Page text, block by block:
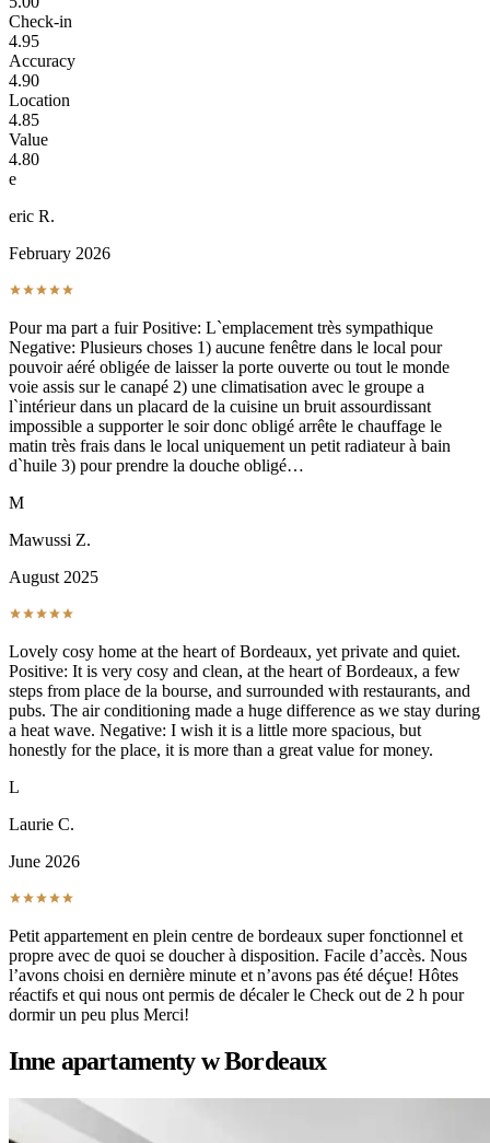
Check-in
4.95
Accuracy
4.90
Location
4.85
Value
4.80
e
eric R.
February 2026
Pour ma part a fuir Positive: L`emplacement très sympathique
Negative: Plusieurs choses 1) aucune fenêtre dans le local pour
pouvoir aéré obligée de laisser la porte ouverte ou tout le monde
voie assis sur le canapé 2) une climatisation avec le groupe a
l`intérieur dans un placard de la cuisine un bruit assourdissant
impossible a supporter le soir donc obligé arrête le chauffage le
matin très frais dans le local uniquement un petit radiateur à bain
d`huile 3) pour prendre la douche obligé…
M
Mawussi Z.
August 2025
Lovely cosy home at the heart of Bordeaux, yet private and quiet.
Positive: It is very cosy and clean, at the heart of Bordeaux, a few
steps from place de la bourse, and surrounded with restaurants, and
pubs. The air conditioning made a huge difference as we stay during
a heat wave. Negative: I wish it is a little more spacious, but
honestly for the place, it is more than a great value for money.
L
Laurie C.
June 2026
Petit appartement en plein centre de bordeaux super fonctionnel et
propre avec de quoi se doucher à disposition. Facile d’accès. Nous
l’avons choisi en dernière minute et n’avons pas été déçue! Hôtes
réactifs et qui nous ont permis de décaler le Check out de 2 h pour
dormir un peu plus Merci!
Inne apartamenty w Bordeaux